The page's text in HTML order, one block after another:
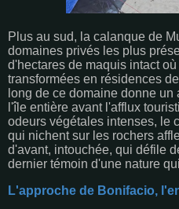
Plus au sud, la calanque de
domaines privés les plus
d'hectares de maquis intact
transformées en résidences
long de ce domaine donne
l'île entière avant l'afflux
odeurs végétales intenses, le
qui nichent sur les rochers
d'avant, intouchée, qui défile
dernier témoin d'une nature
L'approche de Bonifacio,